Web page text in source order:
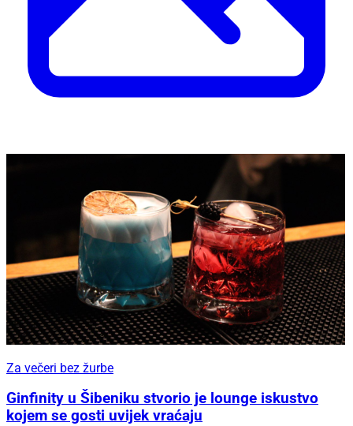
Za večeri bez žurbe
Ginfinity u Šibeniku stvorio je lounge iskustvo
kojem se gosti uvijek vraćaju